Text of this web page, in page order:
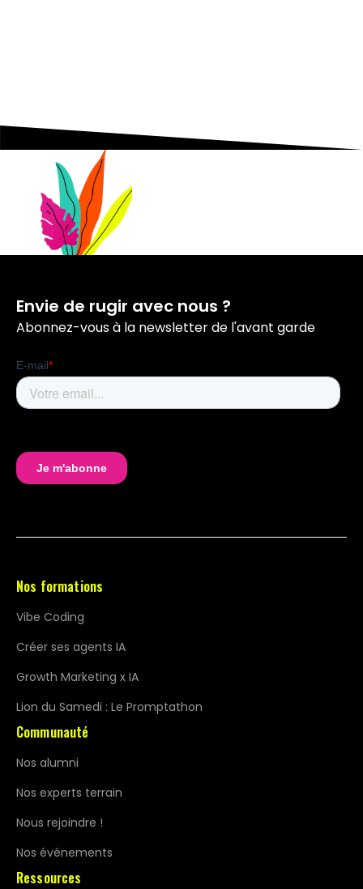
Envie de rugir avec nous ?
Abonnez-vous à la newsletter de l'avant garde
Nos formations
Vibe Coding
Créer ses agents IA
Growth Marketing x IA
Lion du Samedi : Le Promptathon
Communauté
Nos alumni
Nos experts terrain
Nous rejoindre !
Nos événements
Ressources